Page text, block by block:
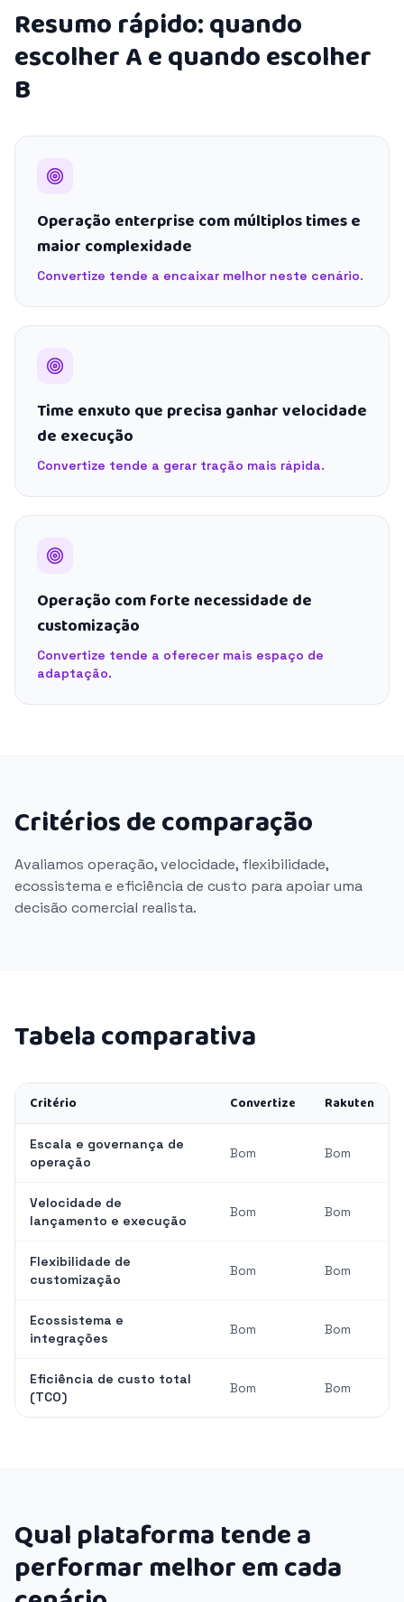
Resumo rápido: quando
escolher A e quando escolher
B
Operação enterprise com múltiplos times e
maior complexidade
Convertize tende a encaixar melhor neste cenário.
Time enxuto que precisa ganhar velocidade
de execução
Convertize tende a gerar tração mais rápida.
Operação com forte necessidade de
customização
Convertize tende a oferecer mais espaço de
adaptação.
Critérios de comparação
Avaliamos operação, velocidade, flexibilidade,
ecossistema e eficiência de custo para apoiar uma
decisão comercial realista.
Tabela comparativa
Critério Convertize Rakuten
Escala e governança de
operação
Bom Bom
Velocidade de
lançamento e execução
Bom Bom
Flexibilidade de
customização
Bom Bom
Ecossistema e
integrações
Bom Bom
Eficiência de custo total
(TCO)
Bom Bom
Qual plataforma tende a
performar melhor em cada